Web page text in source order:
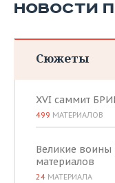
НОВОСТИ
Сюжеты
XVI саммит
499 МАТЕРИАЛОВ
Великие воины
материалов
24 МАТЕРИАЛА